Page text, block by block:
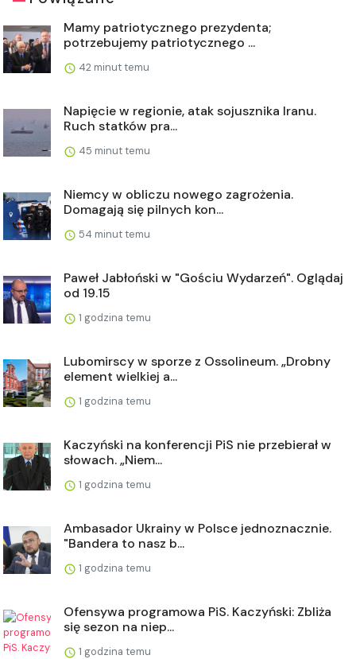
Mamy patriotycznego prezydenta;
potrzebujemy patriotycznego ...
42 minut temu
Napięcie w regionie, atak sojusznika Iranu.
Ruch statków pra...
45 minut temu
Niemcy w obliczu nowego zagrożenia.
Domagają się pilnych kon...
54 minut temu
Paweł Jabłoński w "Gościu Wydarzeń". Oglądaj
od 19.15
1 godzina temu
Lubomirscy w sporze z Ossolineum. „Drobny
element wielkiej a...
1 godzina temu
Kaczyński na konferencji PiS nie przebierał w
słowach. „Niem...
1 godzina temu
Ambasador Ukrainy w Polsce jednoznacznie.
"Bandera to nasz b...
1 godzina temu
Ofensywa programowa PiS. Kaczyński: Zbliża
się sezon na niep...
1 godzina temu